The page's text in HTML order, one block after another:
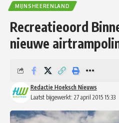
MIJNSHEERENLAND
Recreatieoord
nieuwe
Laatst bijgewerkt: 27 april 2015 15:33
Redactie Hoeksch Nieuws